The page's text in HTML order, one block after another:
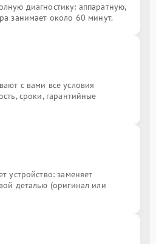
диагностику: аппаратную,
занимает около 60 минут.
с вами все условия
сроки, гарантийные
устройство: заменяет
деталью (оригинал или